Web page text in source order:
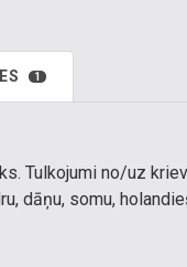
1
Tulkojumi no/uz
dāņu, somu,